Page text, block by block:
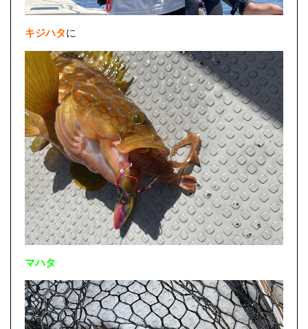
キジハタに
マハタ